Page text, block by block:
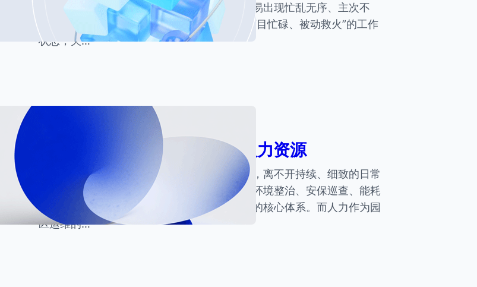
咨询、台账整理、应急处理等多重工作，很容易出现忙乱无序、主次不
分、遗漏事项、加班低效等问题。想要摆脱“盲目忙碌、被动救火”的工作
状态，关…
园区智慧管理方案 高效利用人力资源
产业园区、科创园区、商务园区的常态化运营，离不开持续、细致的日常
维护工作。设施巡检、设备维保、报事报修、环境整治、安保巡查、能耗
核查、租户服务等多项工作，构成了园区运维的核心体系。而人力作为园
区运维的…